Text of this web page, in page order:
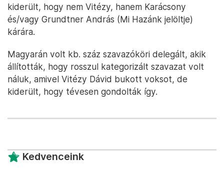
kiderült, hogy nem Vitézy, hanem Karácsony
és/vagy Grundtner András (Mi Hazánk jelöltje)
kárára.
Magyarán volt kb. száz szavazóköri delegált, akik
állították, hogy rosszul kategorizált szavazat volt
náluk, amivel Vitézy Dávid bukott voksot, de
kiderült, hogy tévesen gondolták így.
Kedvenceink